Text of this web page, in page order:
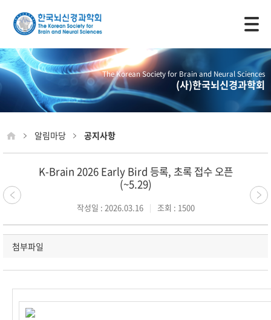
The Korean Society for Brain and Neural Sciences
(사)한국뇌신경과학회
알림마당 공지사항
K-Brain 2026 Early Bird 등록, 초록 접수 오픈
(~5.29)
작성일 : 2026.03.16 조회 : 1500
첨부파일